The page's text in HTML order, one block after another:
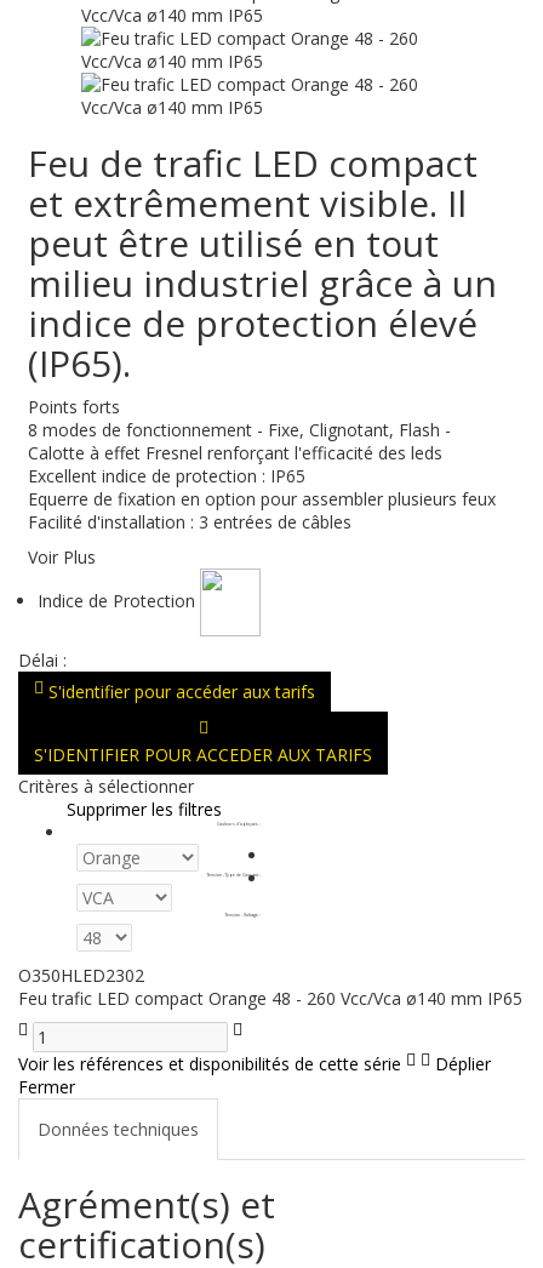
Feu de trafic LED compact
et extrêmement visible. Il
peut être utilisé en tout
milieu industriel grâce à un
indice de protection élevé
(IP65).
Points forts
8 modes de fonctionnement - Fixe, Clignotant, Flash -
Calotte à effet Fresnel renforçant l'efficacité des leds
Excellent indice de protection : IP65
Equerre de fixation en option pour assembler plusieurs feux
Facilité d'installation : 3 entrées de câbles
Voir Plus
Indice de Protection
Délai :
S'identifier pour accéder aux tarifs
S'IDENTIFIER POUR ACCEDER AUX TARIFS
Critères à sélectionner
Supprimer les filtres
Couleurs d'optiques :
Tension - Type de Courant :
Tension - Voltage :
O350HLED2302
Feu trafic LED compact Orange 48 - 260 Vcc/Vca ø140 mm IP65
Voir les références et disponibilités de cette série
Déplier
Fermer
Données techniques
Agrément(s) et
certification(s)